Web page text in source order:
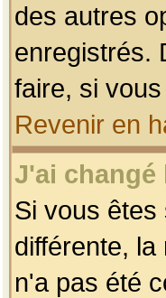
des autres
enregistrés.
faire, si
Revenir en
J'ai changé
Si vous
différente,
n'a pas été